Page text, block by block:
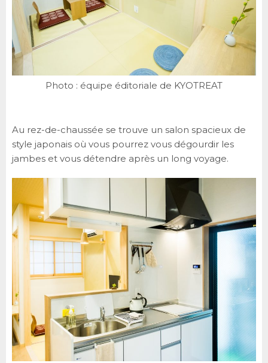
Photo : équipe éditoriale de KYOTREAT
Au rez-de-chaussée se trouve un salon spacieux de
style japonais où vous pourrez vous dégourdir les
jambes et vous détendre après un long voyage.